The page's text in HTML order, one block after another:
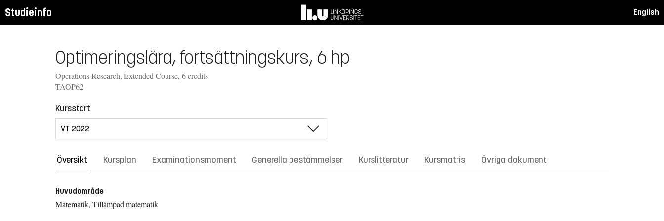
Studieinfo English
Optimeringslära, fortsättningskurs, 6 hp
Operations Research, Extended Course, 6 credits
TAOP62
Kursstart
Översikt Kursplan Examinationsmoment Generella bestämmelser Kurslitteratur Kursmatris Övriga dokument
Huvudområde
Matematik, Tillämpad matematik